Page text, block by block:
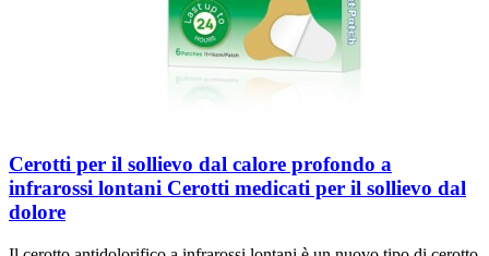
Cerotti per il sollievo dal calore profondo a
infrarossi lontani Cerotti medicati per il sollievo dal
dolore